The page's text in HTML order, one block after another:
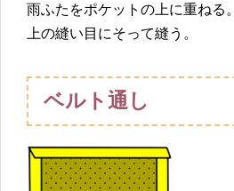
雨ふたをポケットの上に重ねる。
上の縫い目にそって縫う。
ベルト通し